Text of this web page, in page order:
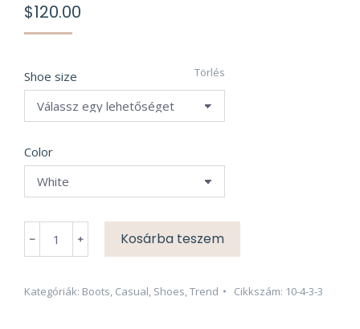
$120.00
Shoe size
Color
Törlés
boots
Kosárba teszem
Kategóriák: Boots, Casual, Shoes,Trend Cikkszám: 10-4-3-3